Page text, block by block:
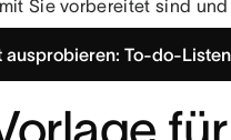
Sie vorbereitet sind
ausprobieren: To-do-